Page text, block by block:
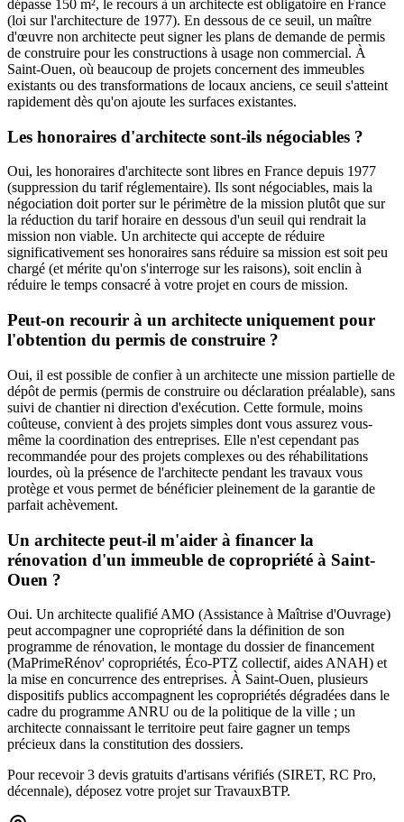
dépasse 150 m², le recours à un architecte est obligatoire en France
(loi sur l'architecture de 1977). En dessous de ce seuil, un maître
d'œuvre non architecte peut signer les plans de demande de permis
de construire pour les constructions à usage non commercial. À
Saint-Ouen, où beaucoup de projets concernent des immeubles
existants ou des transformations de locaux anciens, ce seuil s'atteint
rapidement dès qu'on ajoute les surfaces existantes.
Les honoraires d'architecte sont-ils négociables ?
Oui, les honoraires d'architecte sont libres en France depuis 1977
(suppression du tarif réglementaire). Ils sont négociables, mais la
négociation doit porter sur le périmètre de la mission plutôt que sur
la réduction du tarif horaire en dessous d'un seuil qui rendrait la
mission non viable. Un architecte qui accepte de réduire
significativement ses honoraires sans réduire sa mission est soit peu
chargé (et mérite qu'on s'interroge sur les raisons), soit enclin à
réduire le temps consacré à votre projet en cours de mission.
Peut-on recourir à un architecte uniquement pour
l'obtention du permis de construire ?
Oui, il est possible de confier à un architecte une mission partielle de
dépôt de permis (permis de construire ou déclaration préalable), sans
suivi de chantier ni direction d'exécution. Cette formule, moins
coûteuse, convient à des projets simples dont vous assurez vous-
même la coordination des entreprises. Elle n'est cependant pas
recommandée pour des projets complexes ou des réhabilitations
lourdes, où la présence de l'architecte pendant les travaux vous
protège et vous permet de bénéficier pleinement de la garantie de
parfait achèvement.
Un architecte peut-il m'aider à financer la
rénovation d'un immeuble de copropriété à Saint-
Ouen ?
Oui. Un architecte qualifié AMO (Assistance à Maîtrise d'Ouvrage)
peut accompagner une copropriété dans la définition de son
programme de rénovation, le montage du dossier de financement
(MaPrimeRénov' copropriétés, Éco-PTZ collectif, aides ANAH) et
la mise en concurrence des entreprises. À Saint-Ouen, plusieurs
dispositifs publics accompagnent les copropriétés dégradées dans le
cadre du programme ANRU ou de la politique de la ville ; un
architecte connaissant le territoire peut faire gagner un temps
précieux dans la constitution des dossiers.
Pour recevoir 3 devis gratuits d'artisans vérifiés (SIRET, RC Pro,
décennale), déposez votre projet sur TravauxBTP.